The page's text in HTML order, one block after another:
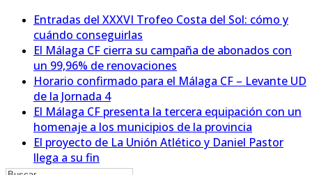
Entradas del XXXVI Trofeo Costa del Sol: cómo y
cuándo conseguirlas
El Málaga CF cierra su campaña de abonados con
un 99,96% de renovaciones
Horario confirmado para el Málaga CF – Levante UD
de la Jornada 4
El Málaga CF presenta la tercera equipación con un
homenaje a los municipios de la provincia
El proyecto de La Unión Atlético y Daniel Pastor
llega a su fin